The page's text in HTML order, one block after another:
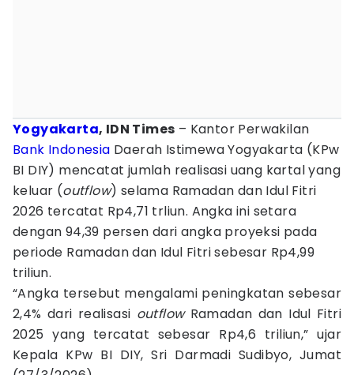
Yogyakarta, IDN Times – Kantor Perwakilan
Bank Indonesia Daerah Istimewa Yogyakarta (KPw
BI DIY) mencatat jumlah realisasi uang kartal yang
keluar (outflow) selama Ramadan dan Idul Fitri
2026 tercatat Rp4,71 trliun. Angka ini setara
dengan 94,39 persen dari angka proyeksi pada
periode Ramadan dan Idul Fitri sebesar Rp4,99
triliun.
“Angka tersebut mengalami peningkatan sebesar
2,4% dari realisasi outflow Ramadan dan Idul Fitri
2025 yang tercatat sebesar Rp4,6 triliun,” ujar
Kepala KPw BI DIY, Sri Darmadi Sudibyo, Jumat